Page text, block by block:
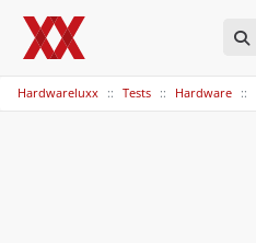
Hardwareluxx Tests Hardware